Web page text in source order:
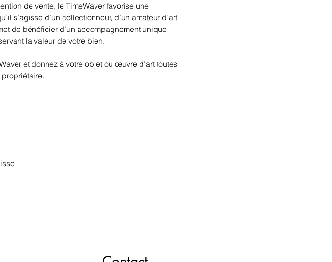
de vente, le TimeWaver favorise une
s’agisse d’un collectionneur, d’un amateur d’art
de bénéficier d’un accompagnement unique
la valeur de votre bien.
et donnez à votre objet ou œuvre d’art toutes